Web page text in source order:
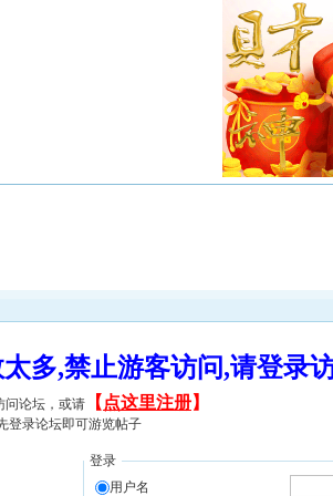
太多,禁止游客访问,请登
问论坛，或请 【 点这里注册】
登录论坛即可游览帖子
登录
用户名